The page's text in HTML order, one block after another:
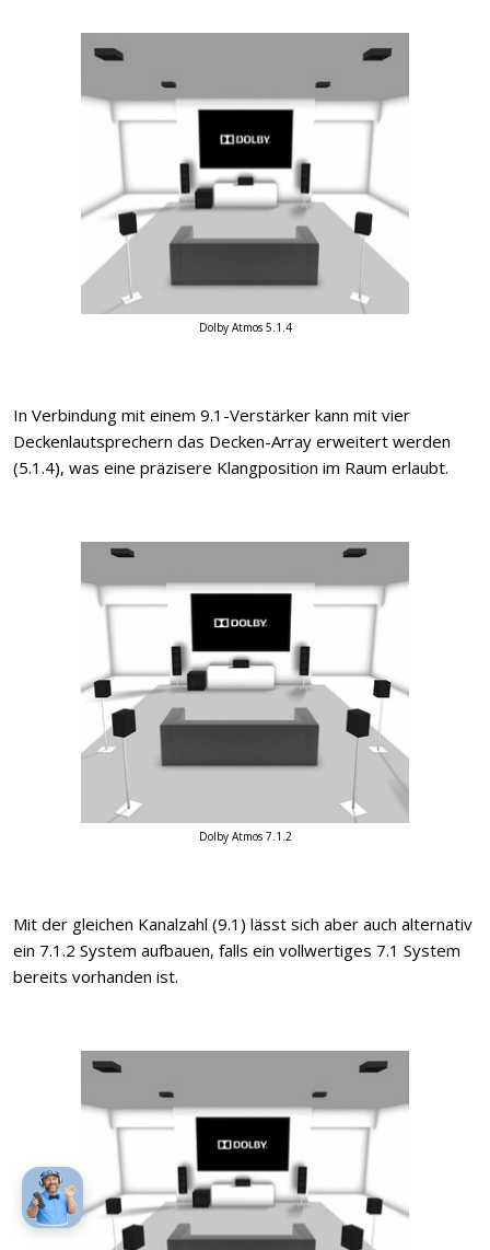
Dolby Atmos 5.1.4
In Verbindung mit einem 9.1-Verstärker kann mit vier
Deckenlautsprechern das Decken-Array erweitert werden
(5.1.4), was eine präzisere Klangposition im Raum erlaubt.
Dolby Atmos 7.1.2
Mit der gleichen Kanalzahl (9.1) lässt sich aber auch alternativ
ein 7.1.2 System aufbauen, falls ein vollwertiges 7.1 System
bereits vorhanden ist.